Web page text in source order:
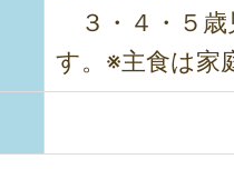
３・４・５歳
す。※主食は家